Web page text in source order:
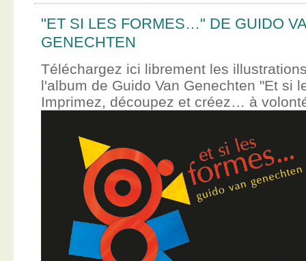
"ET SI LES FORMES…" DE GUIDO
GENECHTEN
Téléchargez ici librement les
l'album de Guido Van Genechten "Et si
Imprimez, découpez et créez… à